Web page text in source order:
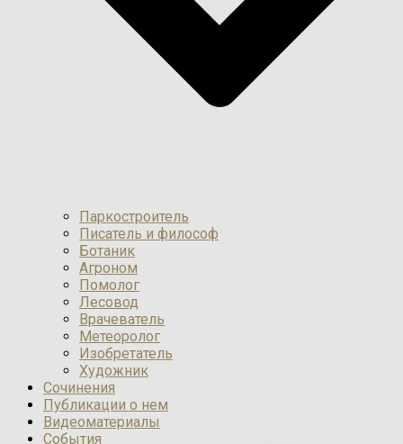
Паркостроитель
Писатель и философ
Ботаник
Агроном
Помолог
Лесовод
Врачеватель
Метеоролог
Изобретатель
Художник
Сочинения
Публикации о нем
Видеоматериалы
События